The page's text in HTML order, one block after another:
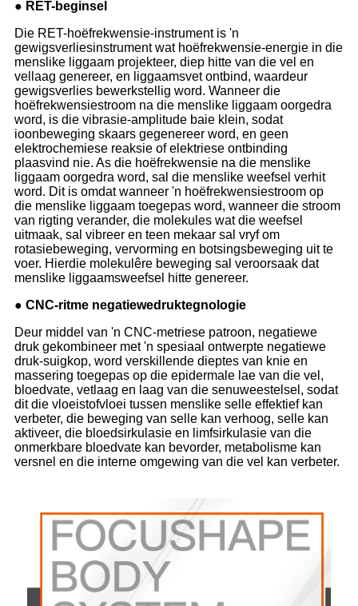
● RET-beginsel
Die RET-hoëfrekwensie-instrument is 'n
gewigsverliesinstrument wat hoëfrekwensie-energie in die
menslike liggaam projekteer, diep hitte van die vel en
vellaag genereer, en liggaamsvet ontbind, waardeur
gewigsverlies bewerkstellig word. Wanneer die
hoëfrekwensiestroom na die menslike liggaam oorgedra
word, is die vibrasie-amplitude baie klein, sodat
ioonbeweging skaars gegenereer word, en geen
elektrochemiese reaksie of elektriese ontbinding
plaasvind nie. As die hoëfrekwensie na die menslike
liggaam oorgedra word, sal die menslike weefsel verhit
word. Dit is omdat wanneer 'n hoëfrekwensiestroom op
die menslike liggaam toegepas word, wanneer die stroom
van rigting verander, die molekules wat die weefsel
uitmaak, sal vibreer en teen mekaar sal vryf om
rotasiebeweging, vervorming en botsingsbeweging uit te
voer. Hierdie molekulêre beweging sal veroorsaak dat
menslike liggaamsweefsel hitte genereer.
● CNC-ritme negatiewedruktegnologie
Deur middel van 'n CNC-metriese patroon, negatiewe
druk gekombineer met 'n spesiaal ontwerpte negatiewe
druk-suigkop, word verskillende dieptes van knie en
massering toegepas op die epidermale lae van die vel,
bloedvate, vetlaag en laag van die senuweestelsel, sodat
dit die vloeistofvloei tussen menslike selle effektief kan
verbeter, die beweging van selle kan verhoog, selle kan
aktiveer, die bloedsirkulasie en limfsirkulasie van die
onmerkbare bloedvate kan bevorder, metabolisme kan
versnel en die interne omgewing van die vel kan verbeter.